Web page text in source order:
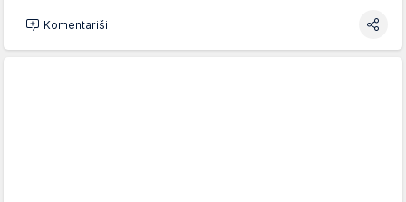
Komentariši